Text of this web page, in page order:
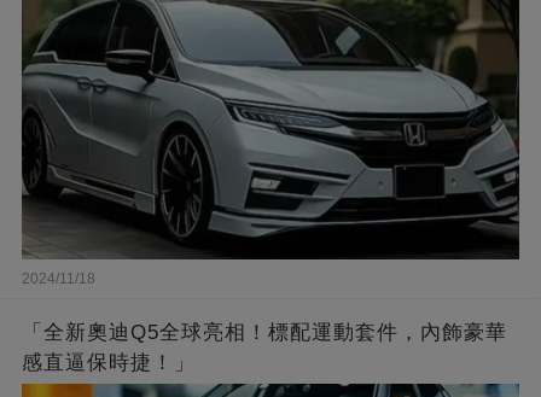
2024/11/18
「全新奧迪Q5全球亮相！標配運動套件，內飾豪華
感直逼保時捷！」